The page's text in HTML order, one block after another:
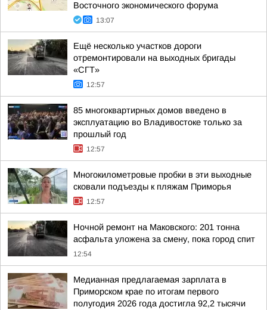
Восточного экономического форума
13:07
Ещё несколько участков дороги
отремонтировали на выходных бригады
«СГТ»
12:57
85 многоквартирных домов введено в
эксплуатацию во Владивостоке только за
прошлый год
12:57
Многокилометровые пробки в эти выходные
сковали подъезды к пляжам Приморья
12:57
Ночной ремонт на Маковского: 201 тонна
асфальта уложена за смену, пока город спит
12:54
Медианная предлагаемая зарплата в
Приморском крае по итогам первого
полугодия 2026 года достигла 92,2 тысячи